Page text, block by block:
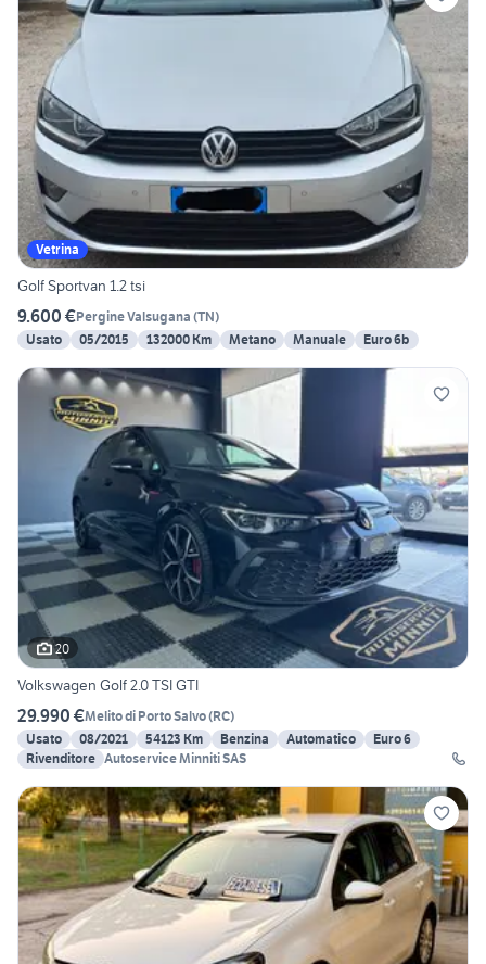
Vetrina
Golf Sportvan 1.2 tsi
9.600 €Pergine Valsugana (TN)
Usato
05/2015 132000 Km Metano Manuale Euro 6b
20
Volkswagen Golf 2.0 TSI GTI
29.990 €Melito di Porto Salvo(RC)
Usato
08/2021 54123 Km Benzina Automatico
Euro 6
Rivenditore Autoservice Minniti SAS